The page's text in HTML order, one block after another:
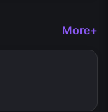
More+